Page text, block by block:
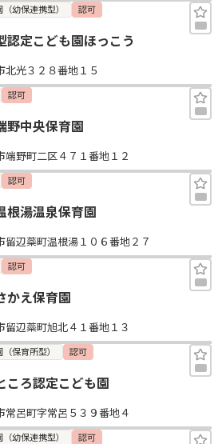
幼保連携型） 認可
認定こども園ほっこう
北光３２８番地１５
認可
野中央保育園
端野町二区４７１番地１２
認可
根湯温泉保育園
留辺蘂町温根湯１０６番地２７
認可
かえ保育園
留辺蘂町旭北４１番地１３
保育所型） 認可
ころ認定こども園
常呂町字常呂５３９番地４
幼保連携型） 認可